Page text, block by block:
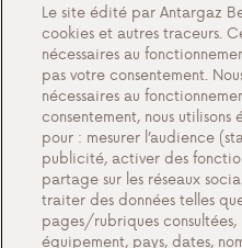
À propos de nous
Rencontrez Antargaz
Un futur durable
Témoignages
Actions
Événements
Le site édité par Antargaz
cookies et autres traceurs.
nécessaires au
pas votre consentement.
nécessaires au
consentement, nous
pour : mesurer l’audience
publicité, activer des
partage sur les réseaux
traiter des données telles
pages/rubriques
équipement, pays, dates,